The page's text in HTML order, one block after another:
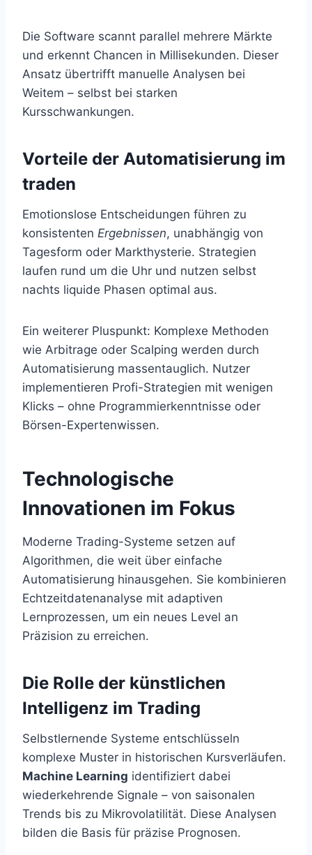
Die Software scannt parallel mehrere Märkte
und erkennt Chancen in Millisekunden. Dieser
Ansatz übertrifft manuelle Analysen bei
Weitem – selbst bei starken
Kursschwankungen.
Vorteile der Automatisierung im
traden
Emotionslose Entscheidungen führen zu
konsistenten Ergebnissen, unabhängig von
Tagesform oder Markthysterie. Strategien
laufen rund um die Uhr und nutzen selbst
nachts liquide Phasen optimal aus.
Ein weiterer Pluspunkt: Komplexe Methoden
wie Arbitrage oder Scalping werden durch
Automatisierung massentauglich. Nutzer
implementieren Profi-Strategien mit wenigen
Klicks – ohne Programmierkenntnisse oder
Börsen-Expertenwissen.
Technologische
Innovationen im Fokus
Moderne Trading-Systeme setzen auf
Algorithmen, die weit über einfache
Automatisierung hinausgehen. Sie kombinieren
Echtzeitdatenanalyse mit adaptiven
Lernprozessen, um ein neues Level an
Präzision zu erreichen.
Die Rolle der künstlichen
Intelligenz im Trading
Selbstlernende Systeme entschlüsseln
komplexe Muster in historischen Kursverläufen.
Machine Learning identifiziert dabei
wiederkehrende Signale – von saisonalen
Trends bis zu Mikrovolatilität. Diese Analysen
bilden die Basis für präzise Prognosen.